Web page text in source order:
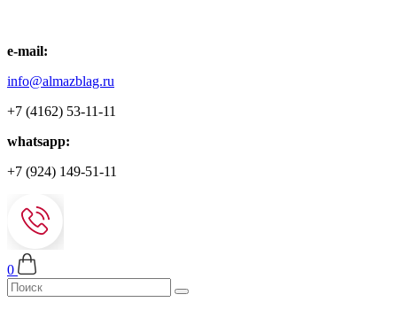
e-mail:
info@almazblag.ru
+7 (4162) 53-11-11
whatsapp:
+7 (924) 149-51-11
0